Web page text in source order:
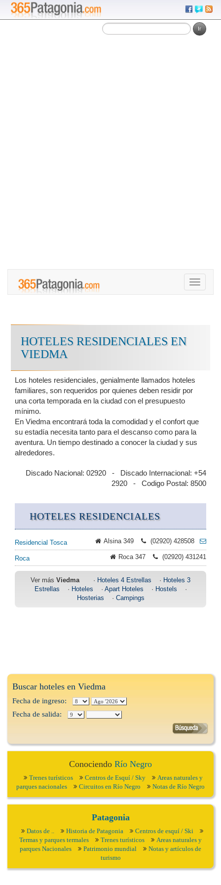
Toggle
HOTELES RESIDENCIALES EN
VIEDMA
Los hoteles residenciales, genialmente llamados hoteles
familiares, son requeridos por quienes deben residir por
una corta temporada en la ciudad con el presupuesto
mínimo.
En Viedma encontrará toda la comodidad y el confort que
su estadía necesita tanto para el descanso como para la
aventura. Un tiempo destinado a conocer la ciudad y sus
alrededores.
Discado Nacional: 02920 - Discado Internacional: +54
2920 - Codigo Postal: 8500
HOTELES RESIDENCIALES
Residencial Tosca Alsina 349 (02920) 428508
Roca Roca 347 (02920) 431241
Ver más Viedma· Hoteles 4 Estrellas · Hoteles 3
Estrellas · Hoteles · Apart Hoteles · Hostels ·
Hosterias · Campings
Buscar hoteles en Viedma
Fecha de ingreso:
Fecha de salida:
Conociendo Río Negro
Trenes turísticos Centros de Esquí / Sky
Areas naturales y
parques nacionales
Circuitos en Río Negro Notas de Río Negro
Patagonia
Datos de .. Historia de Patagonia
Centros de esquí / Ski
Termas y parques termales
Trenes turísticos
Areas naturales y
parques Nacionales
Patrimonio mundial
Notas y artículos de
turismo